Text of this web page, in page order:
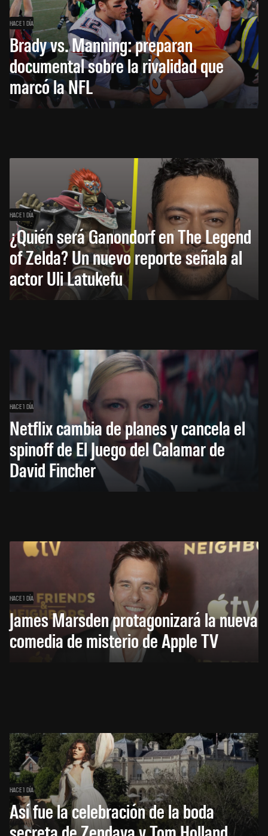
HACE 1 DÍA
Brady vs. Manning: preparan
documental sobre la rivalidad que
marcó la NFL
HACE 1 DÍA
¿Quién será Ganondorf en The Legend
of Zelda? Un nuevo reporte señala al
actor Uli Latukefu
HACE 1 DÍA
Netflix cambia de planes y cancela el
spinoff de El Juego del Calamar de
David Fincher
HACE 1 DÍA
James Marsden protagonizará la nueva
comedia de misterio de Apple TV
HACE 1 DÍA
Así fue la celebración de la boda